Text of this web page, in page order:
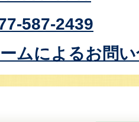
587-2439
ムによるお問